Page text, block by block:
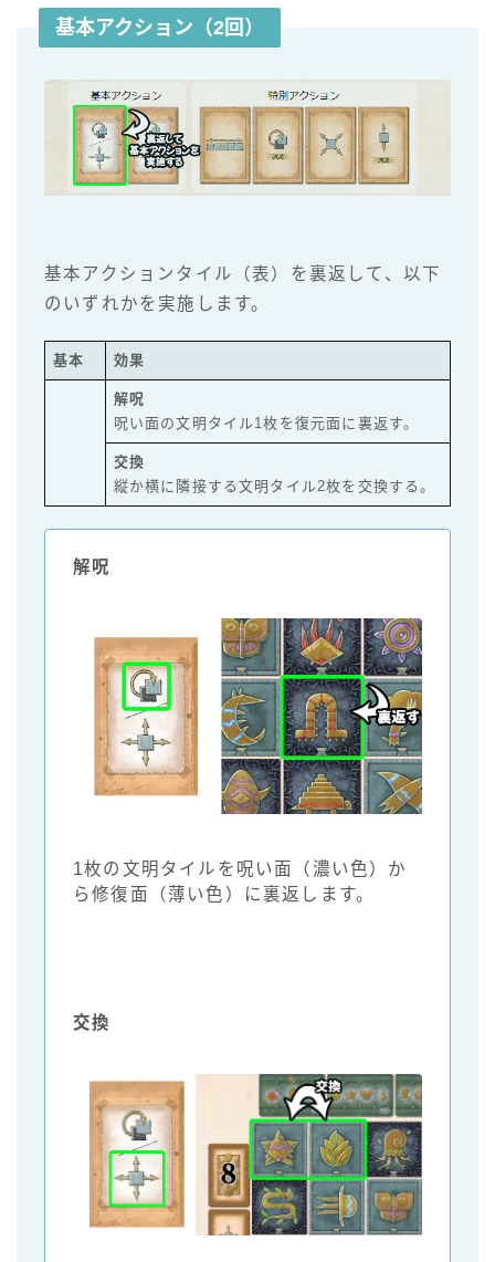
基本アクション（2回）
基本アクションタイル（表）を裏返して、以下
のいずれかを実施します。
基本 効果
解呪
呪い面の文明タイル1枚を復元面に裏返す。
交換
縦か横に隣接する文明タイル2枚を交換する。
解呪
1枚の文明タイルを呪い面（濃い色）か
ら修復面（薄い色）に裏返します。
交換